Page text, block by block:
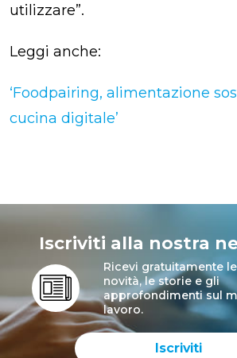
utilizzare”.
Leggi anche:
‘Foodpairing, alimentazione
cucina digitale’
Iscriviti alla nostra
Ricevi gratuitamente
novità, le storie e gli
approfondimenti sul
lavoro.
Iscriviti